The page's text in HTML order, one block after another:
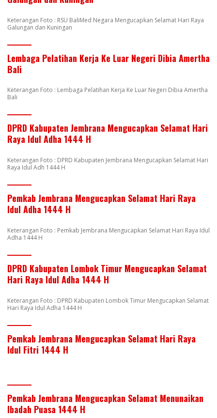
Keterangan Foto : RSU BaliMed Negara Mengucapkan Selamat Hari Raya
Galungan dan Kuningan
Lembaga Pelatihan Kerja Ke Luar Negeri Dibia Amertha
Bali
Keterangan Foto : Lembaga Pelatihan Kerja Ke Luar Negeri Dibia Amertha
Bali
DPRD Kabupaten Jembrana Mengucapkan Selamat Hari
Raya Idul Adha 1444 H
Keterangan Foto : DPRD Kabupaten Jembrana Mengucapkan Selamat Hari
Raya Idul Adh 1444 H
Pemkab Jembrana Mengucapkan Selamat Hari Raya
Idul Adha 1444 H
Keterangan Foto : Pemkab Jembrana Mengucapkan Selamat Hari Raya Idul
Adha 1444 H
DPRD Kabupaten Lombok Timur Mengucapkan Selamat
Hari Raya Idul Adha 1444 H
Keterangan Foto : DPRD Kabupaten Lombok Timur Mengucapkan Selamat
Hari Raya Idul Adha 1444 H
Pemkab Jembrana Mengucapkan Selamat Hari Raya
Idul Fitri 1444 H
Pemkab Jembrana Mengucapkan Selamat Menunaikan
Ibadah Puasa 1444 H